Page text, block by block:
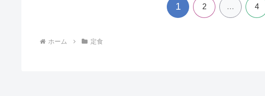
1 2 … 4
ホーム 定食